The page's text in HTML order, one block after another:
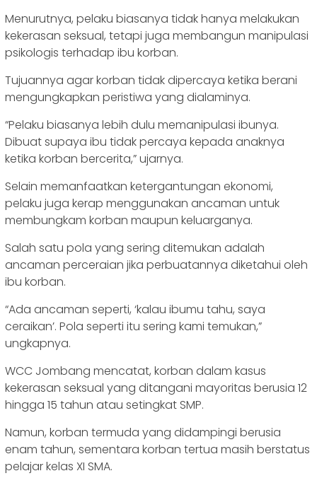
Menurutnya, pelaku biasanya tidak hanya melakukan
kekerasan seksual, tetapi juga membangun manipulasi
psikologis terhadap ibu korban.
Tujuannya agar korban tidak dipercaya ketika berani
mengungkapkan peristiwa yang dialaminya.
“Pelaku biasanya lebih dulu memanipulasi ibunya.
Dibuat supaya ibu tidak percaya kepada anaknya
ketika korban bercerita,” ujarnya.
Selain memanfaatkan ketergantungan ekonomi,
pelaku juga kerap menggunakan ancaman untuk
membungkam korban maupun keluarganya.
Salah satu pola yang sering ditemukan adalah
ancaman perceraian jika perbuatannya diketahui oleh
ibu korban.
“Ada ancaman seperti, ‘kalau ibumu tahu, saya
ceraikan’. Pola seperti itu sering kami temukan,”
ungkapnya.
WCC Jombang mencatat, korban dalam kasus
kekerasan seksual yang ditangani mayoritas berusia 12
hingga 15 tahun atau setingkat SMP.
Namun, korban termuda yang didampingi berusia
enam tahun, sementara korban tertua masih berstatus
pelajar kelas XI SMA.